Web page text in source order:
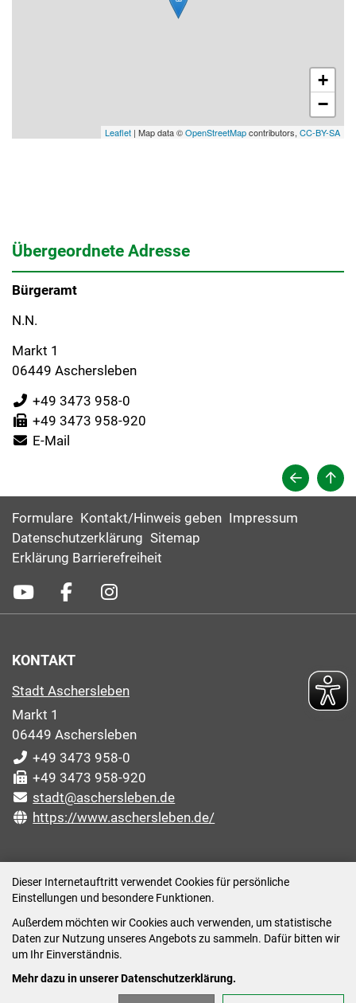
Dieser Internetauftritt verwendet Cookies für persönliche
Einstellungen und besondere Funktionen.
Außerdem möchten wir Cookies auch verwenden, um statistische
Daten zur Nutzung unseres Angebots zu sammeln. Dafür bitten wir
um Ihr Einverständnis.
Mehr dazu in unserer Datenschutzerklärung.
+
−
Leaflet | Map data ©OpenStreetMapcontributors, CC-BY-SA
Übergeordnete Adresse
Bürgeramt
N.N.
Markt 1
06449 Aschersleben
+49 3473 958-0
+49 3473 958-920
E-Mail
Formulare Kontakt/Hinweis geben Impressum
Datenschutzerklärung Sitemap
Erklärung Barrierefreiheit
KONTAKT
Stadt Aschersleben
Markt 1
06449 Aschersleben
+49 3473 958-0
+49 3473 958-920
stadt@aschersleben.de
https://www.aschersleben.de/
Montag: 09:00-12:00 /14:00-15:00 Uhr
Dienstag: 09:00-12:00 /14:00-16:00 Uhr
Mittwoch: 09:00 - 12:00 Uhr (nach vorheriger
Donnerstag: 09:00-12:00 /14:00-18:00 Uhr